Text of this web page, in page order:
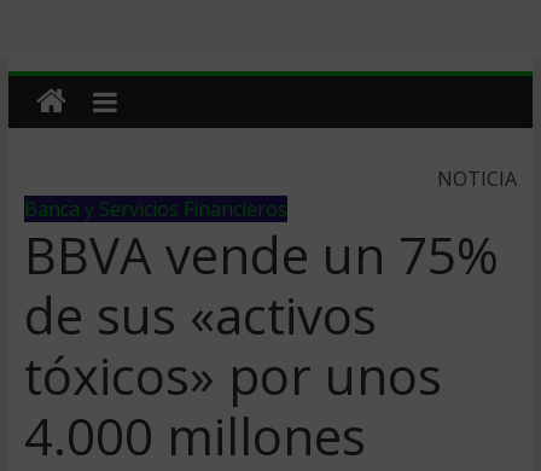
NOTICIA
Banca y Servicios Financieros
BBVA vende un 75%
de sus «activos
tóxicos» por unos
4.000 millones